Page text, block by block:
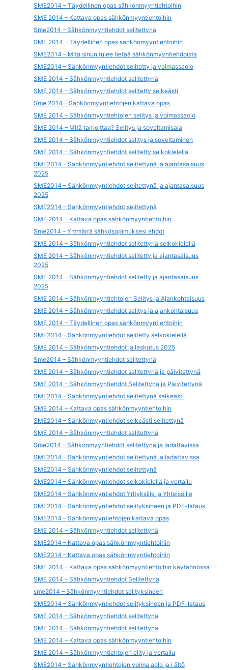
SME2014 – Täydellinen opas sähkönmyyntiehtoihin
SME 2014 – Kattava opas sähkönmyyntiehtoihin
Sme2014 – Sähkönmyyntiehdot selitettynä
SME 2014 – Täydellinen opas sähkönmyyntiehtoihin
SME2014 – Mitä sinun tulee tietää sähkönmyyntiehdoista
SME2014 – Sähkönmyyntiehdot selitetty ja voimassaolo
SME 2014 – Sähkönmyyntiehdot selitettynä
SME 2014 – Sähkönmyyntiehdot selitetty selkeästi
Sme 2014 – Sähkönmyyntiehtojen kattava opas
SME 2014 – Sähkönmyyntiehtojen selitys ja voimassaolo
SME 2014 – Mitä tarkoittaa? Selitys ja soveltamisala
SME 2014 – Sähkönmyyntiehdot selitys ja soveltaminen
SME 2014 – Sähkönmyyntiehdot selitetty selkokielellä
SME2014 – Sähkönmyyntiehdot selitettynä ja ajantasaisuus
2025
SME2014 – Sähkönmyyntiehdot selitettynä ja ajantasaisuus
2025
SME2014 – Sähkönmyyntiehdot selitettynä
SME 2014 – Kattava opas sähkönmyyntiehtoihin
Sme2014 – Ymmärrä sähkösopimuksesi ehdot
SME 2014 – Sähkönmyyntiehdot selitettynä selkokielellä
SME 2014 – Sähkönmyyntiehdot selitetty ja ajantasaisuus
2025
SME 2014 – Sähkönmyyntiehdot selitetty ja ajantasaisuus
2025
SME 2014 – Sähkönmyyntiehtojen Selitys ja Ajankohtaisuus
SME 2014 – Sähkönmyyntiehdot selitys ja ajankohtaisuus
SME 2014 – Täydellinen opas sähkönmyyntiehtoihin
SME2014 – Sähkönmyyntiehdot selitetty selkokielellä
SME 2014 – Sähkönmyyntiehdot ja laskutus 2025
Sme2014 – Sähkönmyyntiehdot selitettynä
SME 2014 – Sähkönmyyntiehdot selitettynä ja päivitettynä
SME 2014 – Sähkönmyyntiehdot Selitettynä ja Päivitettynä
SME2014 – Sähkönmyyntiehdot selitettynä selkeästi
SME 2014 – Kattava opas sähkönmyyntiehtoihin
SME2014 – Sähkönmyyntiehdot selkeästi selitettynä
SME 2014 – Sähkönmyyntiehdot selitettynä
Sme2014 – Sähkönmyyntiehdot selitettynä ja ladattavissa
SME2014 – Sähkönmyyntiehdot selitettynä ja ladattavissa
SME2014 – Sähkönmyyntiehdot selitettynä
SME2014 – Sähkönmyyntiehdot selkokielellä ja vertailu
SME2014 – Sähkönmyyntiehdot Yrityksille ja Yhteisöille
SME2014 – Sähkönmyyntiehdot selityksineen ja PDF-lataus
SME2014 – Sähkönmyyntiehtojen kattava opas
SME 2014 – Sähkönmyyntiehdot selitettynä
SME2014 – Kattava opas sähkönmyyntiehtoihin
SME2014 – Kattava opas sähkönmyyntiehtoihin
SME 2014 – Kattava opas sähkönmyyntiehtoihin käytännössä
SME 2014 – Sähkönmyyntiehdot Selitettynä
sme2014 – Sähkönmyyntiehdot selityksineen
SME2014 – Sähkönmyyntiehdot selityksineen ja PDF-lataus
SME 2014 – Sähkönmyyntiehdot selitettynä
SME 2014 – Sähkönmyyntiehdot selitettynä
SME 2014 – Kattava opas sähkönmyyntiehtoihin
SME 2014 – Sähkönmyyntiehtojen elity ja vertailu
SME2014 – Sähkönmyyntiehtojen voima aolo ja i ältö